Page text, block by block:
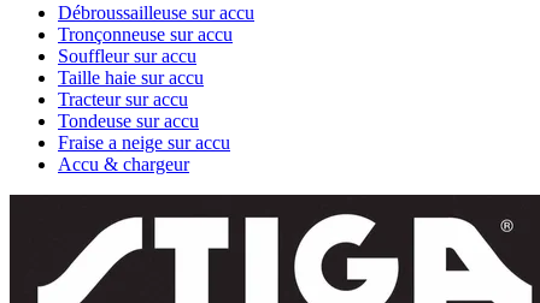
Débroussailleuse sur accu
Tronçonneuse sur accu
Souffleur sur accu
Taille haie sur accu
Tracteur sur accu
Tondeuse sur accu
Fraise a neige sur accu
Accu & chargeur